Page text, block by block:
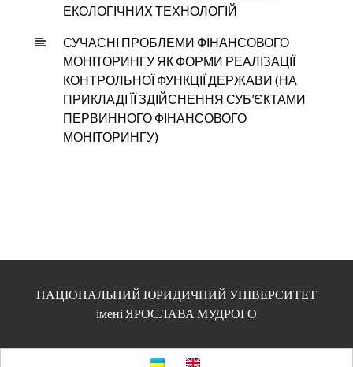
ЕКОЛОГІЧНИХ ТЕХНОЛОГІЙ
СУЧАСНІ ПРОБЛЕМИ ФІНАНСОВОГО
МОНІТОРИНГУ ЯК ФОРМИ РЕАЛІЗАЦІЇ
КОНТРОЛЬНОЇ ФУНКЦІЇ ДЕРЖАВИ (НА
ПРИКЛАДІ ЇЇ ЗДІЙСНЕННЯ СУБ’ЄКТАМИ
ПЕРВИННОГО ФІНАНСОВОГО
МОНІТОРИНГУ)
НАЦІОНАЛЬНИЙ ЮРИДИЧНИЙ УНІВЕРСИТЕТ
імені ЯРОСЛАВА МУДРОГО